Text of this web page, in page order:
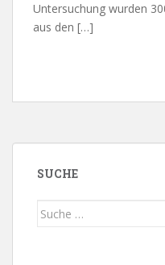
Untersuchung wurden
aus den […]
SUCHE
Suche